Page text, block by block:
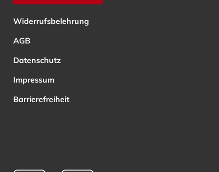
Widerrufsbelehrung
AGB
Datenschutz
Impressum
Barrierefreiheit